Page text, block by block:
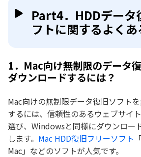
Part4．HDDデータ
フトに関するよく
1．Mac向け無制限のデータ
ダウンロードするには？
Mac向けの無制限データ復旧ソフト
するには、信頼性のあるウェブサイ
選び、Windowsと同様にダウンロー
します。 Mac HDD復旧フリーソフト
Mac」などのソフトが人気です。